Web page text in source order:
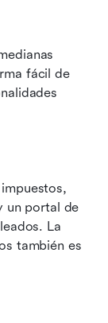
fácil de
un portal de
La
también es